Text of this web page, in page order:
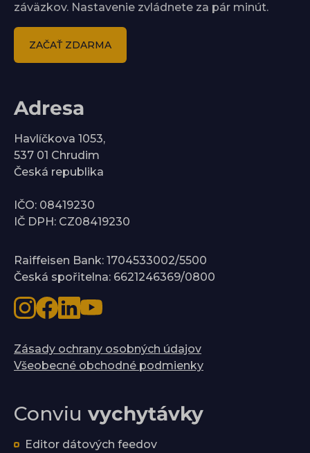
záväzkov. Nastavenie zvládnete za pár minút.
ZAČAŤ ZDARMA
Adresa
Havlíčkova 1053,
537 01 Chrudim
Česká republika
IČO: 08419230
IČ DPH: CZ08419230
Raiffeisen Bank: 1704533002/5500
Česká spořitelna: 6621246369/0800
Zásady ochrany osobných údajov
Všeobecné obchodné podmienky
Conviu vychytávky
Editor dátových feedov